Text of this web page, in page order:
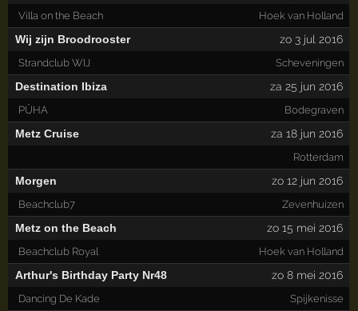
Villa on the Beach Hoek van Holland
Wij zijn Broodrooster zo 3 jul 2016
Strandclub WIJ Scheveningen
Destination Ibiza za 25 jun 2016
PÛHA Bodegraven
Metz Cruise za 18 jun 2016
Rotterdam
Morgen zo 12 jun 2016
Beachclub7 Zevenhuizen
Metz on the Beach zo 15 mei 2016
Beachclub Royal Hoek van Holland
Arthur's Birthday Party Nr48 zo 8 mei 2016
Dancing De Kade Spijkenisse